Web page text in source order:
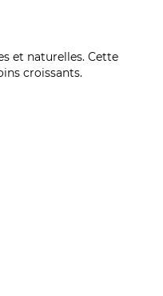
et naturelles. Cette
croissants.